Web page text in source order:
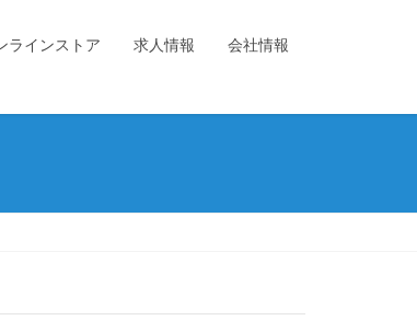
ラインストア 求人情報 会社情報